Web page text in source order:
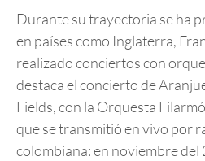
Durante su trayectoria se ha
en países como Inglaterra,
realizado conciertos con
destaca el concierto de
Fields, con la Orquesta
que se transmitió en vivo por
colombiana: en noviembre del